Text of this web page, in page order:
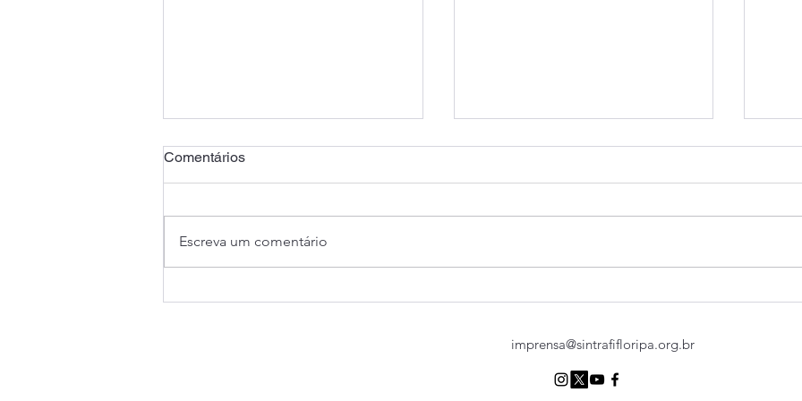
trabalhadores
Comentários
Escreva um comentário
imprensa@sintrafifloripa.org.br